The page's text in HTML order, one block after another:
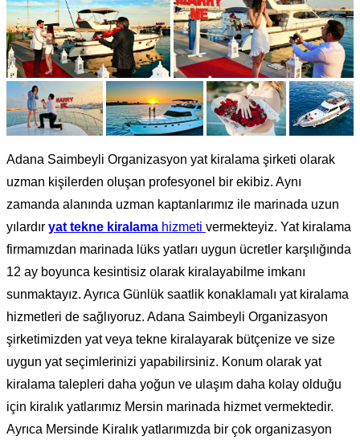
Adana Saimbeyli Organizasyon yat kiralama şirketi olarak
uzman kişilerden oluşan profesyonel bir ekibiz. Aynı
zamanda alanında uzman kaptanlarımız ile marinada uzun
yılardır yat tekne kiralama hizmeti vermekteyiz. Yat kiralama
firmamızdan marinada lüks yatları uygun ücretler karşılığında
12 ay boyunca kesintisiz olarak kiralayabilme imkanı
sunmaktayız. Ayrıca Günlük saatlik konaklamalı yat kiralama
hizmetleri de sağlıyoruz. Adana Saimbeyli Organizasyon
şirketimizden yat veya tekne kiralayarak bütçenize ve size
uygun yat seçimlerinizi yapabilirsiniz. Konum olarak yat
kiralama talepleri daha yoğun ve ulaşım daha kolay olduğu
için kiralık yatlarımız Mersin marinada hizmet vermektedir.
Ayrıca Mersinde Kiralık yatlarımızda bir çok organizasyon